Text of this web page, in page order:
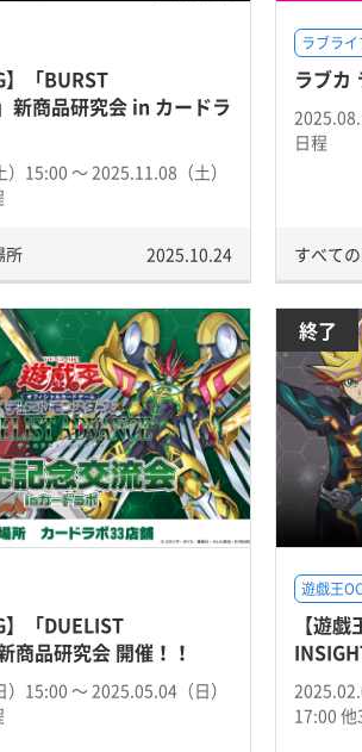
】「BURST
新商品研究会 in カードラ
15:00 〜 2025.11.08（土）
所 2025.10.24
ラブラ
ラブカ
日程
すべて
】「DUELIST
商品研究会 開催！！
15:00 〜 2025.05.04（日）
終了
遊戯王
【遊
17:00